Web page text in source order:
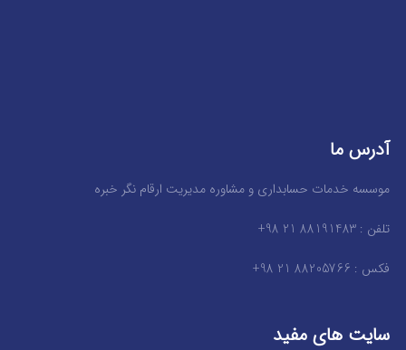
آدرس ما
موسسه خدمات حسابداری و مشاوره مدیریت ارقام نگر خبره
تلفن : 88191483 21 98+
فکس : 88205766 21 98+
سایت های مفید